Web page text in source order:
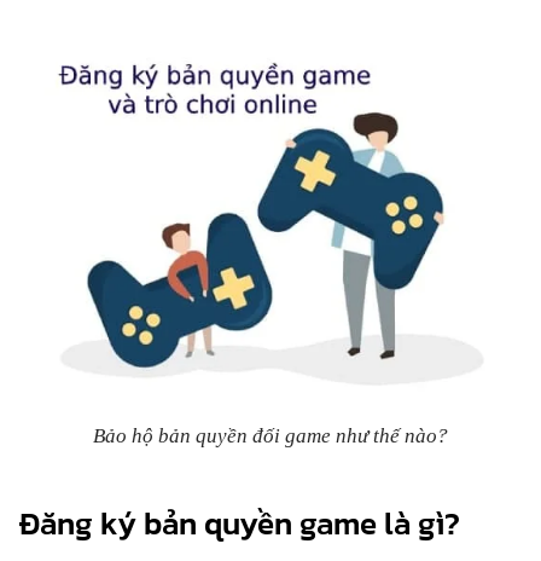
Bảo hộ bản quyền đối game như thế nào?
Đăng ký bản quyền game là gì?